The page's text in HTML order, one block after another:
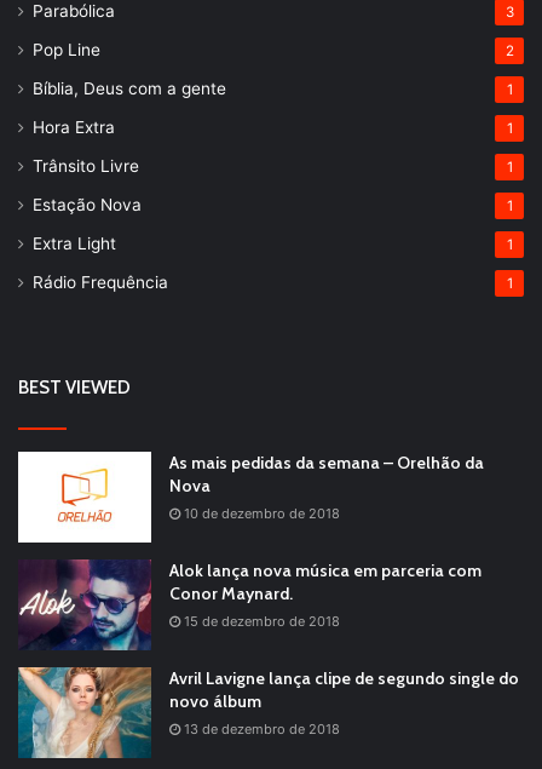
Parabólica 3
Pop Line 2
Bíblia, Deus com a gente 1
Hora Extra 1
Trânsito Livre 1
Estação Nova 1
Extra Light 1
Rádio Frequência 1
BEST VIEWED
As mais pedidas da semana – Orelhão da
Nova
10 de dezembro de 2018
Alok lança nova música em parceria com
Conor Maynard.
15 de dezembro de 2018
Avril Lavigne lança clipe de segundo single do
novo álbum
13 de dezembro de 2018